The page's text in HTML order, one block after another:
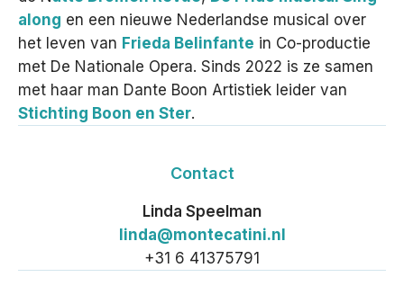
along en een nieuwe Nederlandse musical over
het leven van Frieda Belinfante in Co-productie
met De Nationale Opera. Sinds 2022 is ze samen
met haar man Dante Boon Artistiek leider van
Stichting Boon en Ster.
Contact
Linda Speelman
linda@montecatini.nl
+31 6 41375791